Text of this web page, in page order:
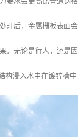
理后，金属栅板表面
。无论是行人，还是
构浸入水中在镀锌槽